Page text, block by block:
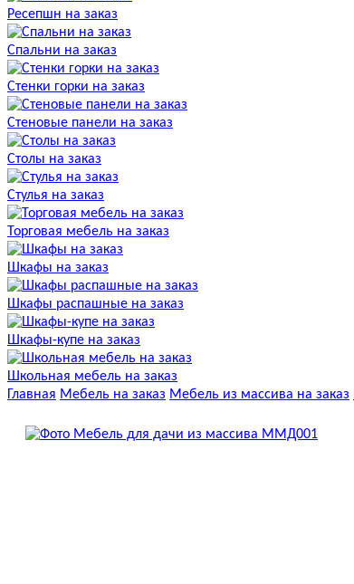
Ресепшн на заказ
Спальни на заказ
Стенки горки на заказ
Стеновые панели на заказ
Столы на заказ
Стулья на заказ
Торговая мебель на заказ
Шкафы на заказ
Шкафы распашные на заказ
Шкафы-купе на заказ
Школьная мебель на заказ
Главная Мебель на заказ Мебель из массива на заказ